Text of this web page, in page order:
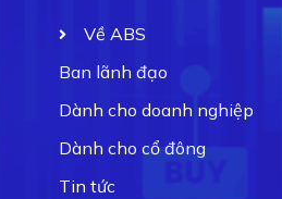
Về ABS
Ban lãnh đạo
Dành cho doanh nghiệp
Dành cho cổ đông
Tin tức